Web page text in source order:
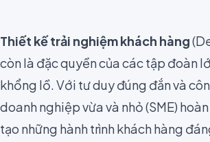
Thiết kế trải nghiệm khách hàng
còn là đặc quyền của các tập đoàn
khổng lồ. Với tư duy đúng đắn và
doanh nghiệp vừa và nhỏ (SME)
tạo những hành trình khách hàng